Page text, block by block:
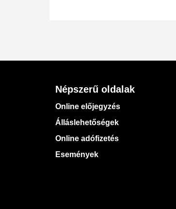
Népszerű oldalak
Online előjegyzés
Álláslehetőségek
Online adófizetés
Események